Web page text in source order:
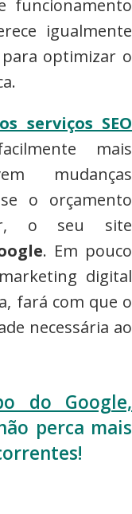
funcionamento
igualmente
optimizar o
serviços SEO
mais
mudanças
o orçamento
o seu site
. Em pouco
digital
fará com que o
necessária ao
do Google,
perca mais